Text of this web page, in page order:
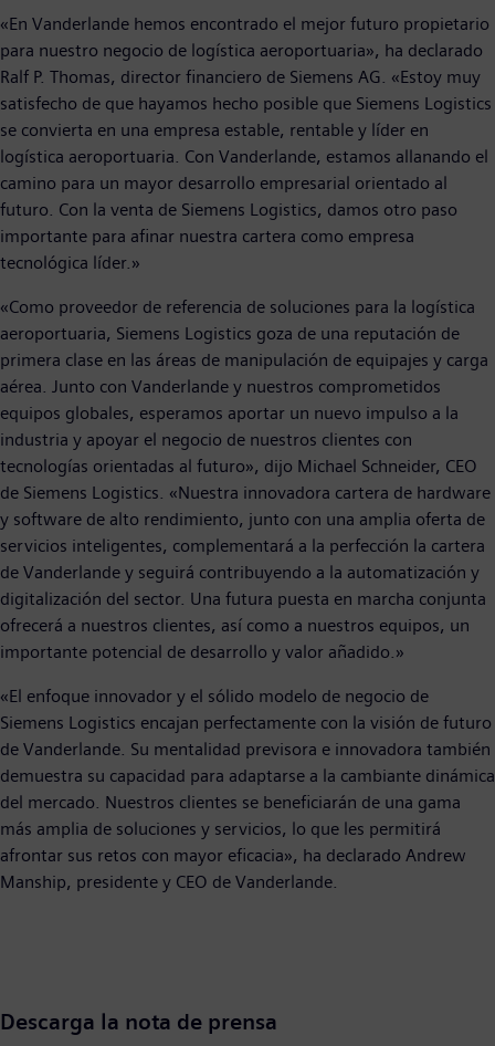
«En Vanderlande hemos encontrado el mejor futuro propietario
para nuestro negocio de logística aeroportuaria», ha declarado
Ralf P. Thomas, director financiero de Siemens AG. «Estoy muy
satisfecho de que hayamos hecho posible que Siemens Logistics
se convierta en una empresa estable, rentable y líder en
logística aeroportuaria. Con Vanderlande, estamos allanando el
camino para un mayor desarrollo empresarial orientado al
futuro. Con la venta de Siemens Logistics, damos otro paso
importante para afinar nuestra cartera como empresa
tecnológica líder.»
«Como proveedor de referencia de soluciones para la logística
aeroportuaria, Siemens Logistics goza de una reputación de
primera clase en las áreas de manipulación de equipajes y carga
aérea. Junto con Vanderlande y nuestros comprometidos
equipos globales, esperamos aportar un nuevo impulso a la
industria y apoyar el negocio de nuestros clientes con
tecnologías orientadas al futuro», dijo Michael Schneider, CEO
de Siemens Logistics. «Nuestra innovadora cartera de hardware
y software de alto rendimiento, junto con una amplia oferta de
servicios inteligentes, complementará a la perfección la cartera
de Vanderlande y seguirá contribuyendo a la automatización y
digitalización del sector. Una futura puesta en marcha conjunta
ofrecerá a nuestros clientes, así como a nuestros equipos, un
importante potencial de desarrollo y valor añadido.»
«El enfoque innovador y el sólido modelo de negocio de
Siemens Logistics encajan perfectamente con la visión de futuro
de Vanderlande. Su mentalidad previsora e innovadora también
demuestra su capacidad para adaptarse a la cambiante dinámica
del mercado. Nuestros clientes se beneficiarán de una gama
más amplia de soluciones y servicios, lo que les permitirá
afrontar sus retos con mayor eficacia», ha declarado Andrew
Manship, presidente y CEO de Vanderlande.
Descarga la nota de prensa